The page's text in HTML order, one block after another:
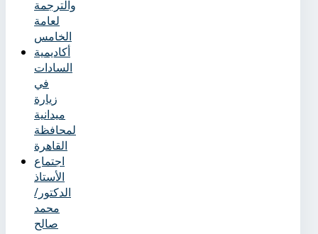
والترجمة
لعامة
الخامس
أكاديمية
السادات
في
زيارة
ميدانية
لمحافظة
القاهرة
اجتماع
الأستاذ
الدكتور/
محمد
صالح